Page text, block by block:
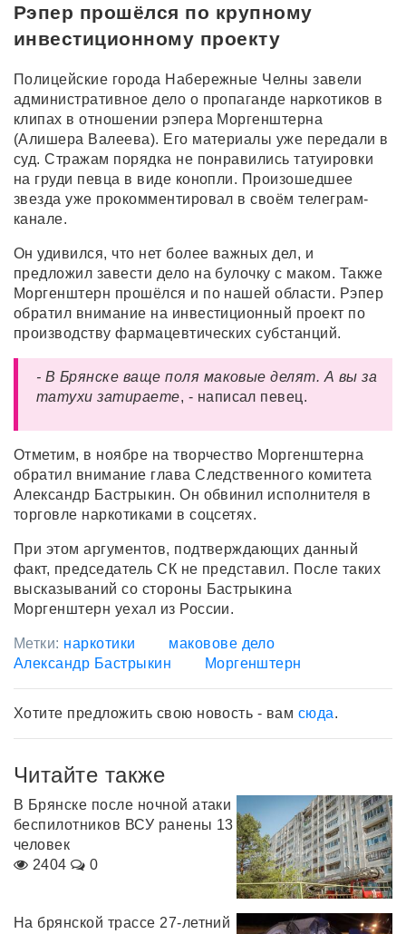
Рэпер прошёлся по крупному
инвестиционному проекту
Полицейские города Набережные Челны завели
административное дело о пропаганде наркотиков в
клипах в отношении рэпера Моргенштерна
(Алишера Валеева). Его материалы уже передали в
суд. Стражам порядка не понравились татуировки
на груди певца в виде конопли. Произошедшее
звезда уже прокомментировал в своём телеграм-
канале.
Он удивился, что нет более важных дел, и
предложил завести дело на булочку с маком. Также
Моргенштерн прошёлся и по нашей области. Рэпер
обратил внимание на инвестиционный проект по
производству фармацевтических субстанций.
- В Брянске ваще поля маковые делят. А вы за
татухи затираете, - написал певец.
Отметим, в ноябре на творчество Моргенштерна
обратил внимание глава Следственного комитета
Александр Бастрыкин. Он обвинил исполнителя в
торговле наркотиками в соцсетях.
При этом аргументов, подтверждающих данный
факт, председатель СК не представил. После таких
высказываний со стороны Бастрыкина
Моргенштерн уехал из России.
Метки: наркотики
маковове дело
Александр Бастрыкин
Моргенштерн
Хотите предложить свою новость - вам сюда.
Читайте также
В Брянске после ночной атаки
беспилотников ВСУ ранены 13
человек
2404
0
На брянской трассе 27-летний